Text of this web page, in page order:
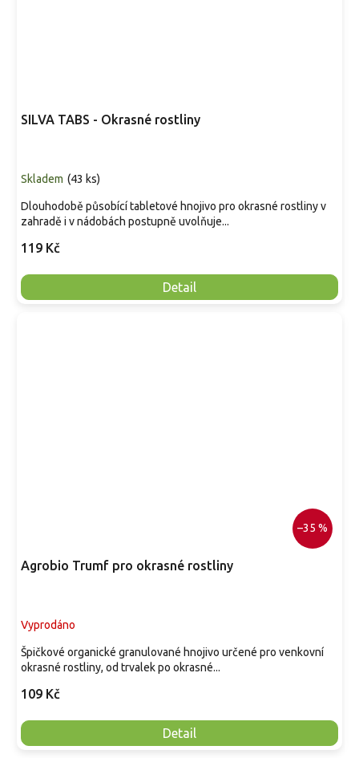
SILVA TABS - Okrasné rostliny
Skladem (43 ks)
119 Kč
Detail
Dlouhodobě působící tabletové hnojivo pro okrasné rostliny v
zahradě i v nádobách postupně uvolňuje...
–35 %
Agrobio Trumf pro okrasné rostliny
Vyprodáno
109 Kč
Detail
Špičkové organické granulované hnojivo určené pro venkovní
okrasné rostliny, od trvalek po okrasné...